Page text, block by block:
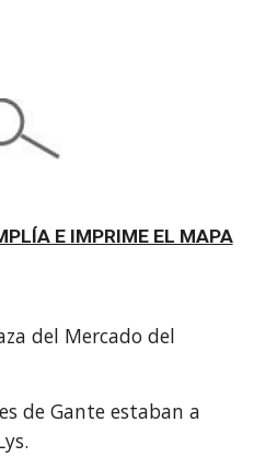
E IMPRIME EL MAPA
del Mercado del
de Gante estaban a